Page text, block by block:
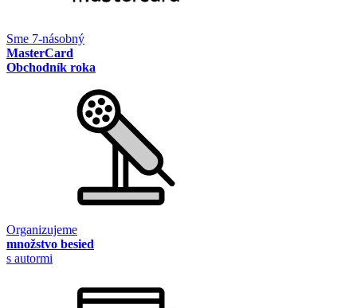
Sme 7-násobný
MasterCard
Obchodník roka
Organizujeme
množstvo besied
s autormi